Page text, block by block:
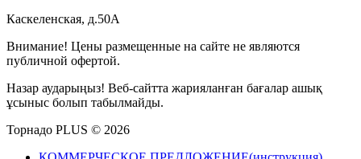
Каскеленская, д.50А
Внимание! Цены размещенные на сайте не являются
публичной офертой.
Назар аударыңыз! Веб-сайтта жарияланған бағалар ашық
ұсыныс болып табылмайды.
Торнадо PLUS © 2026